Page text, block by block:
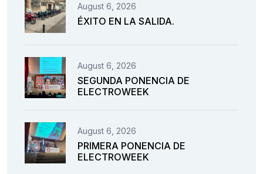
August 6, 2026
ÉXITO EN LA SALIDA.
August 6, 2026
SEGUNDA PONENCIA DE
ELECTROWEEK
August 6, 2026
PRIMERA PONENCIA DE
ELECTROWEEK